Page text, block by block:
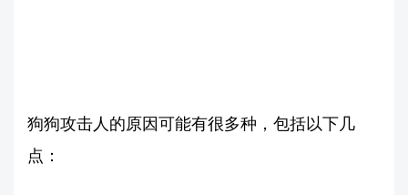
狗狗攻击人的原因可能有很多种，包括以下几
点：